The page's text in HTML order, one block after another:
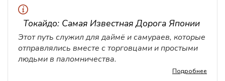
Токайдо: Самая Известная Дорога Японии
Этот путь служил для даймё и самураев, которые
отправлялись вместе с торговцами и простыми
людьми в паломничества.
Подробнее